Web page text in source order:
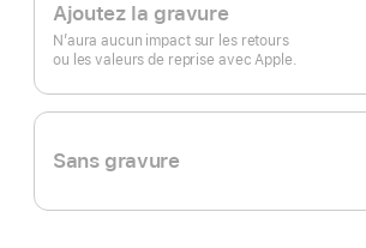
Ajoutez la gravure
N’aura aucun impact sur les retours
ou les valeurs de reprise avec Apple.
Sans gravure